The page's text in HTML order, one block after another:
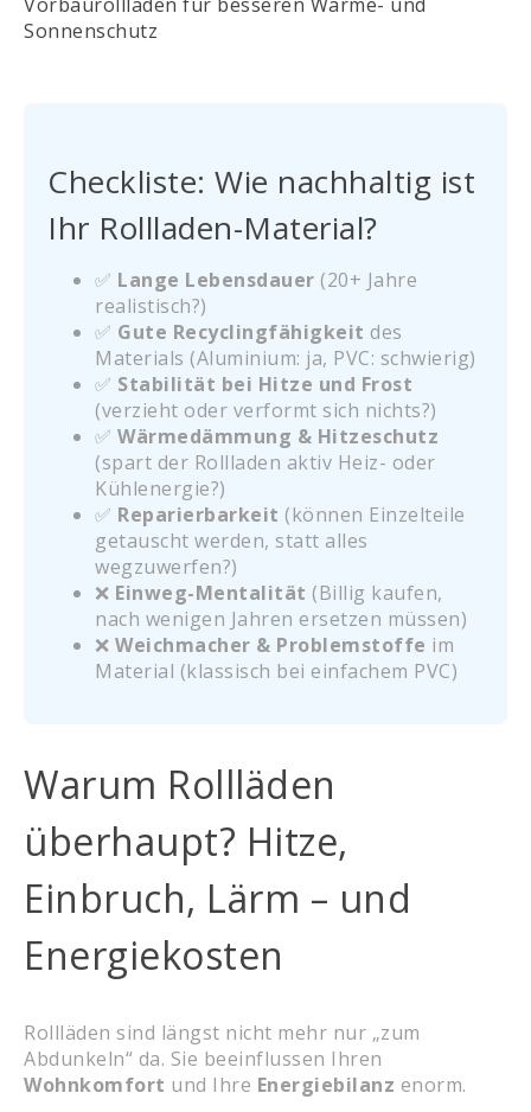
Checkliste: Wie nachhaltig ist
Ihr Rollladen-Material?
✅ Lange Lebensdauer (20+ Jahre
realistisch?)
✅ Gute Recyclingfähigkeit des
Materials (Aluminium: ja, PVC: schwierig)
✅ Stabilität bei Hitze und Frost
(verzieht oder verformt sich nichts?)
✅ Wärmedämmung & Hitzeschutz
(spart der Rollladen aktiv Heiz- oder
Kühlenergie?)
✅ Reparierbarkeit (können Einzelteile
getauscht werden, statt alles
wegzuwerfen?)
❌ Einweg-Mentalität (Billig kaufen,
nach wenigen Jahren ersetzen müssen)
❌ Weichmacher & Problemstoffe im
Material (klassisch bei einfachem PVC)
Warum Rollläden
überhaupt? Hitze,
Einbruch, Lärm – und
Energiekosten
Rollläden sind längst nicht mehr nur „zum
Abdunkeln“ da. Sie beeinflussen Ihren
Wohnkomfort und Ihre Energiebilanz enorm.